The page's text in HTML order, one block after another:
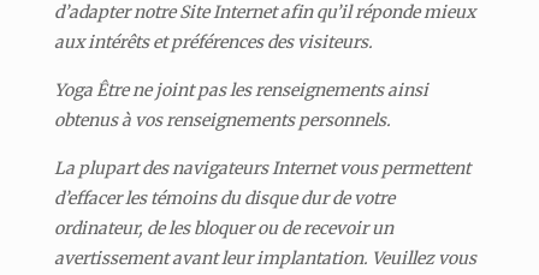
d’adapter notre Site Internet afin qu’il réponde mieux
aux intérêts et préférences des visiteurs.
Yoga Être ne joint pas les renseignements ainsi
obtenus à vos renseignements personnels.
La plupart des navigateurs Internet vous permettent
d’effacer les témoins du disque dur de votre
ordinateur, de les bloquer ou de recevoir un
avertissement avant leur implantation. Veuillez vous